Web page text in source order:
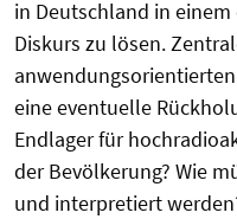
in Deutschland in
Diskurs zu lösen.
eine eventuelle
Endlager für
der Bevölkerung? Wie
und interpretiert